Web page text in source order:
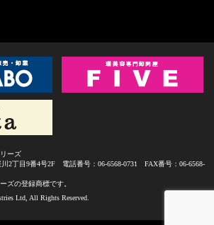
ーズ
2丁目9番4号2F 電話番号：06-6568-0731 FAX番号：06-6568-
ズの登録商標です。
Ltd, All Rights Reserved.